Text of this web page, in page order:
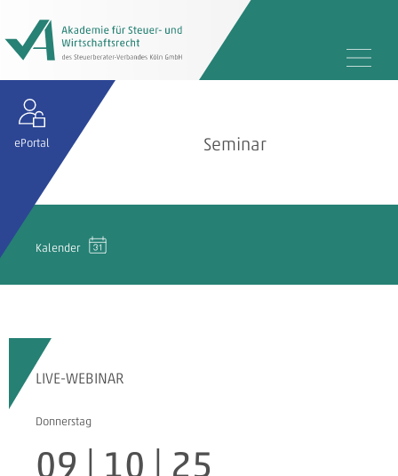
ePortal Seminar
Kalender
LIVE-WEBINAR
Donnerstag
09 | 10 | 25